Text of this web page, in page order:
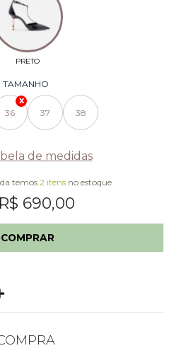
TAMANHO
36 37 38
de medidas
temos2 itens no estoque
R$ 690,00
COMPRAR